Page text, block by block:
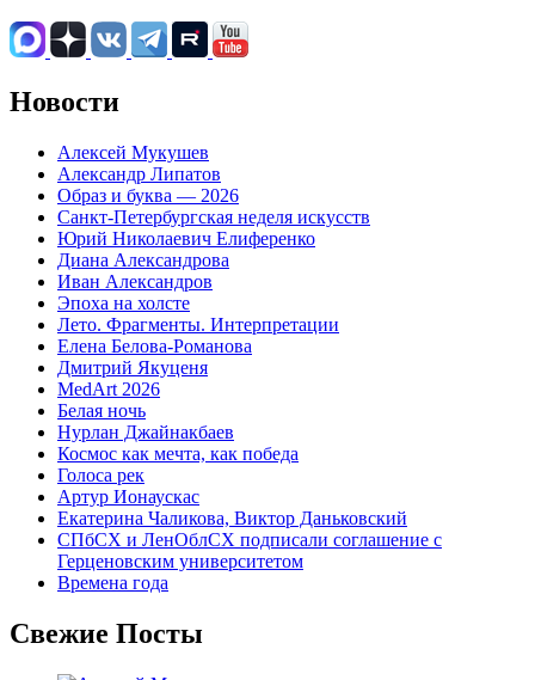
Новости
Алексей Мукушев
Александр Липатов
Образ и буква — 2026
Санкт-Петербургская неделя искусств
Юрий Николаевич Елиференко
Диана Александрова
Иван Александров
Эпоха на холсте
Лето. Фрагменты. Интерпретации
Елена Белова-Романова
Дмитрий Якуценя
MedArt 2026
Белая ночь
Нурлан Джайнакбаев
Космос как мечта, как победа
Голоса рек
Артур Ионаускас
Екатерина Чаликова, Виктор Даньковский
СПбСХ и ЛенОблСХ подписали соглашение с
Герценовским университетом
Времена года
Свежие Посты